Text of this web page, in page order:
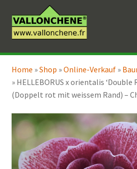
Navigation
springen
Inhalt
springen
Online-Verkauf
Coaching für den Garten
Home »Shop »Online-Verkauf»
» HELLEBORUS x orientalis ‘Double
(Doppelt rot mit weissem Rand) –